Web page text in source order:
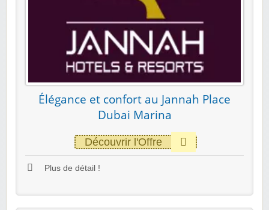
Élégance et confort au Jannah Place
Dubai Marina
Découvrir l'Offre
Plus de détail !